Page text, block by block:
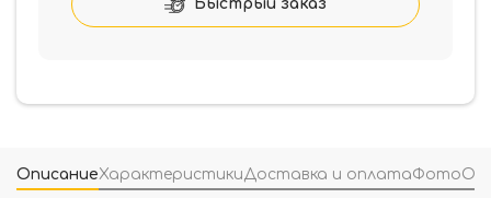
Быстрый заказ
ОписаниеХарактеристикиДоставка и оплатаФото